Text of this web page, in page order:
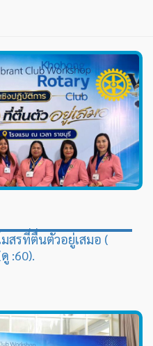
สรที่ตื่นตัวอยู่เสมอ (
:60).